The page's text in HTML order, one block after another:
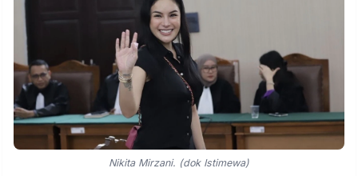
Nikita Mirzani. (dok Istimewa)